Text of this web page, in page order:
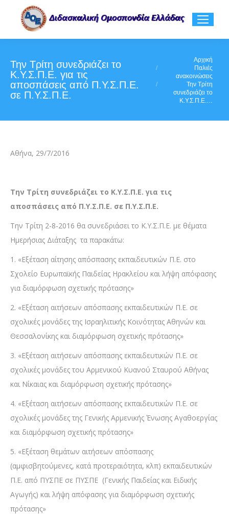
Την Τρίτη συνεδριάζει το
Κ.Υ.Σ.Π.Ε. για τις
αποσπάσεις από Π.Υ.Σ.Π.Ε.
σε Π.Υ.Σ.Π.Ε.
Αρχική
Παλιές
ανακοινώσεις
Την Τρίτη
συνεδριάζει το
Κ.Υ.Σ.Π.Ε.…
Αθήνα, 29/7/2016
Την Τρίτη συνεδριάζει το Κ.Υ.Σ.Π.Ε. για τις
αποσπάσεις από Π.Υ.Σ.Π.Ε. σε Π.Υ.Σ.Π.Ε.
Την Τρίτη 2-8-2016 θα συνεδριάσει το Κ.Υ.Σ.Π.Ε. με θέματα
Ημερήσιας Διάταξης τα παρακάτω:
1. «Εξέταση αίτησης απόσπασης εκπαιδευτικών Π.Ε. στο
Σχολείο Ευρωπαϊκής Παιδείας Ηρακλείου και λήψη απόφασης
για διαμόρφωση σχετικής πρότασης»
2. «Εξέταση αιτήσεων απόσπασης εκπαιδευτικών Π.Ε. σε
σχολικές μονάδες της Ισραηλιτικής Κοινότητας Αθηνών και
Θεσσαλονίκης και διαμόρφωση σχετικής πρότασης»
3. «Εξέταση αιτήσεων απόσπασης εκπαιδευτικών Π.Ε. σε
σχολικές μονάδες του Αρμενικού Κυανού Σταυρού Αθήνας
και Νίκαιας και διαμόρφωση σχετικής πρότασης»
4. «Εξέταση αιτήσεων απόσπασης εκπαιδευτικών Π.Ε. σε
σχολικές μονάδες της Γενικής Αρμενικής Ένωσης Αγαθοεργίας
και διαμόρφωση σχετικής πρότασης»
5. «Εξέταση θεμάτων αιτήσεων απόσπασης
(αμφισβητούμενες, κατά προτεραιότητα, κλπ) εκπαιδευτικών
Π.Ε. από ΠΥΣΠΕ σε ΠΥΣΠΕ (Γενικής Παιδείας και Ειδικής
Αγωγής) και λήψη απόφασης για διαμόρφωση σχετικής
πρότασης»